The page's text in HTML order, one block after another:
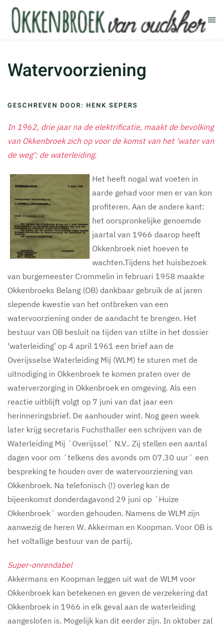
Terug naar hoofdinhoud
Watervoorziening
GESCHREVEN DOOR: HENK SEPERS
In 1962, drie jaar na de elektrificatie, maakt de bevolking
van Okkenbroek zich op voor de komst van het ‘water van
de weg’: de waterleiding.
Het heeft nogal wat voeten in
aarde gehad voor men er van kon
profiteren. Aan de andere kant:
het oorspronkelijke genoemde
jaartal van 1966 daarop heeft
Okkenbroek niet hoeven te
wachten.Tijdens het huisbezoek
van burgemeester Crommelin in februari 1958 maakte
Okkenbroeks Belang (OB) dankbaar gebruik de al jaren
slepende kwestie van het ontbreken van een
watervoorziening onder de aandacht te brengen. Het
bestuur van OB besluit na tijden van stilte in het dossier
‘waterleiding’ op 4 april 1961 een brief aan de
Overijsselse Waterleiding Mij (WLM) te sturen met de
uitnodiging in Okkenbroek te komen praten over de
waterverzorging in Okkenbroek en omgeving. Als een
reactie uitblijft volgt op 7 juni van dat jaar een
herinneringsbrief. De aanhouder wint. Nog geen week
later krijg secretaris Fuchsthaller een schrijven van de
Waterleiding Mij ´Overijssel´ N.V.. Zij stellen een aantal
dagen voor om ´telkens des avonds om 07.30 uur´ een
bespreking te houden over de watervoorziening van
Okkenbroek. Na telefonisch (!) overleg kan de
bijeenkomst donderdagavond 29 juni op ´Huize
Okkenbroek´ worden gehouden. Namens de WLM zijn
aanwezig de heren W. Akkerman en Koopman. Voor OB is
het voltallige bestuur van de partij.
Super-onrendabel
Akkermans en Koopman leggen uit wat de WLM voor
Okkenbroek kan betekenen en geven de verzekering dat
Okkenbroek in 1966 in elk geval aan de waterleiding
aangesloten is. Mogelijk kan dit eerder zijn. In oktober zal